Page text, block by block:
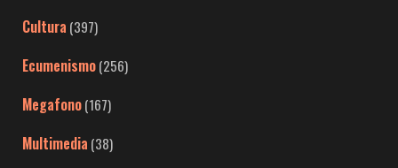
Cultura (397)
Ecumenismo(256)
Megafono(167)
Multimedia (38)